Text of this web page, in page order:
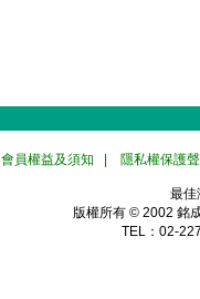
會員權益及須知 隱私權保護
最佳
版權所有 © 2002 銘
TEL：02-